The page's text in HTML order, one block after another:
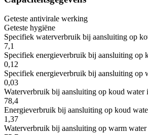
Geteste antivirale werking
Geteste hygiëne
Specifiek waterverbruik bij aansluiting op
7,1
Specifiek energieverbruik bij aansluiting op
0,12
Specifiek energieverbruik bij aansluiting op
0,03
Waterverbruik bij aansluiting op koud water
78,4
Energieverbruik bij aansluiting op koud
1,37
Waterverbruik bij aansluiting op warm